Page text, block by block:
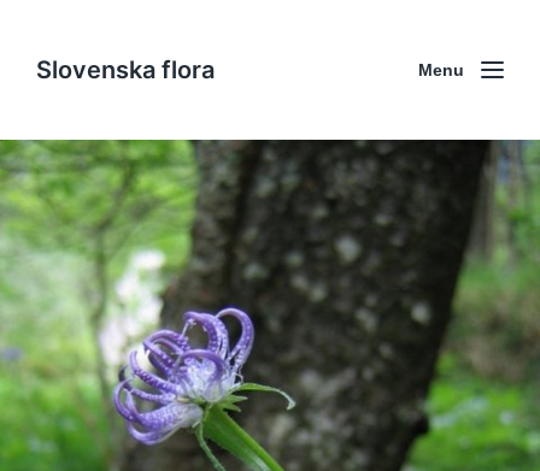
Slovenska flora Menu